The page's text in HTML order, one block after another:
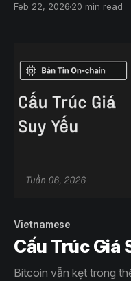
mong manh. Thị
hướng tăng vẫn chưa
Feb 22, 2026 20 min read
Vietnamese
Cấu Trúc Giá
Bitcoin vẫn kẹt trong